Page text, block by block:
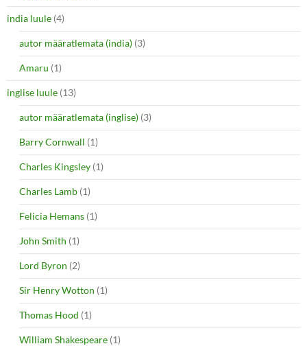
india luule (4)
autor määratlemata (india) (3)
Amaru (1)
inglise luule (13)
autor määratlemata (inglise) (3)
Barry Cornwall (1)
Charles Kingsley (1)
Charles Lamb (1)
Felicia Hemans (1)
John Smith (1)
Lord Byron (2)
Sir Henry Wotton (1)
Thomas Hood (1)
William Shakespeare (1)